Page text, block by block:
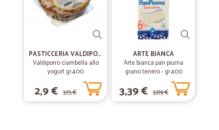
PASTICCERIA VALDIPORRO
Valdiporro ciambella allo
yogurt gr.400
2,9 € 3,15 €
ARTE BIANCA
Arte bianca pan piuma
grano tenero - gr.400
3,39 € 3,89 €